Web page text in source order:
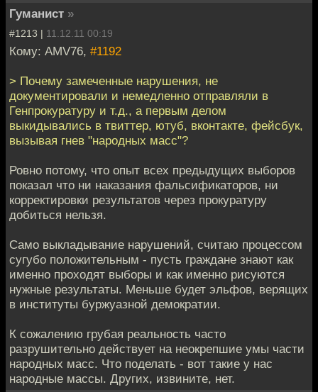
Гуманист »
#1213 | 11.12.11 00:19
Кому: AMV76, #1192
> Почему замеченные нарушения, не
документировали и немедленно отправляли в
Генпрокуратуру и т.д., а первым делом
выкидывались в твиттер, ютуб, вконтакте, фейсбук,
вызывая гнев "народных масс"?
Ровно потому, что опыт всех предыдущих выборов
показал что ни наказания фальсификаторов, ни
корректировки результатов через прокуратуру
добиться нельзя.
Само выкладывание нарушений, считаю процессом
сугубо положительным - пусть граждане знают как
именно проходят выборы и как именно рисуются
нужные результаты. Меньше будет эльфов, верящих
в институты буржуазной демократии.
К сожалению грубая реальность часто
разрушительно действует на неокрепшие умы части
народных масс. Что поделать - вот такие у нас
народные массы. Других, извините, нет.